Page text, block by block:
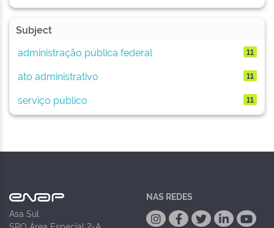
Subject
administração pública federal
11
ato administrativo 11
serviço público 11
Asa Sul
NAS REDES